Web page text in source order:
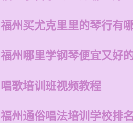
福州买尤克里里的琴行有
福州哪里学钢琴便宜又好
唱歌培训班视频教程
福州通俗唱法培训学校排名